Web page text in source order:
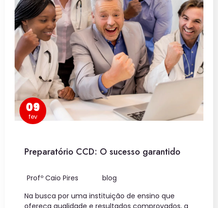
09
fev
Preparatório CCD: O sucesso garantido
Profº Caio Pires
blog
Na busca por uma instituição de ensino que
ofereça qualidade e resultados comprovados, a